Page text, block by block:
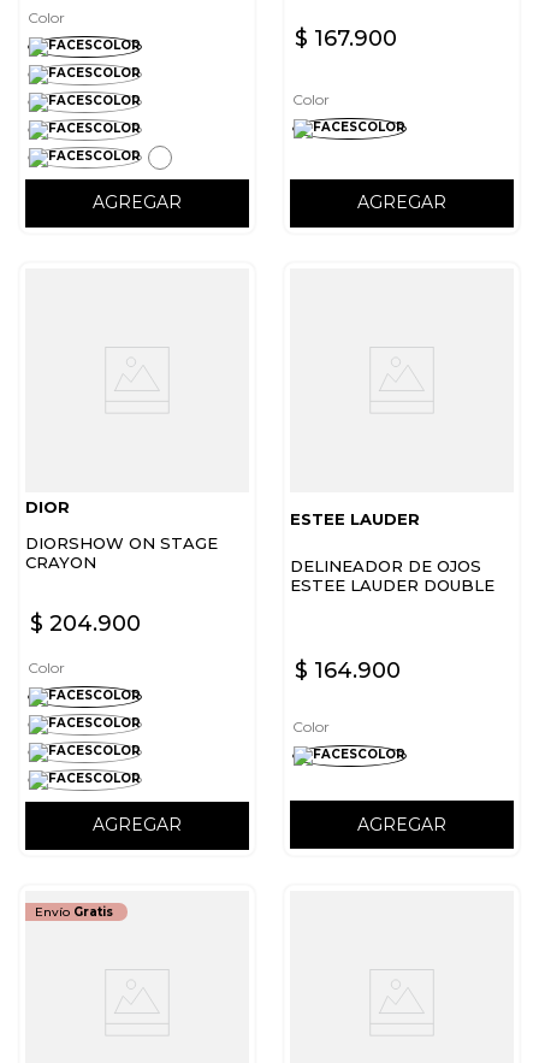
Color
AGREGAR
$ 167.900
Color
AGREGAR
DIOR
DIORSHOW ON STAGE
CRAYON
$ 204.900
Color
AGREGAR
ESTEE LAUDER
DELINEADOR DE OJOS
ESTEE LAUDER DOUBLE
$ 164.900
Color
AGREGAR
Envío Gratis